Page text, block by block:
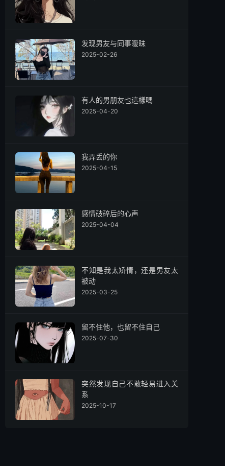
发现男友与同事暧昧
2025-02-26
有人的男朋友也這樣嗎
2025-04-20
我弄丢的你
2025-04-15
感情破碎后的心声
2025-04-04
不知是我太矫情，还是男友太
被动
2025-03-25
留不住他，也留不住自己
2025-07-30
突然发现自己不敢轻易进入关
系
2025-10-17